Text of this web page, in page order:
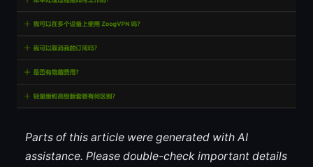
Parts of this article were generated with AI
assistance. Please double-check important details